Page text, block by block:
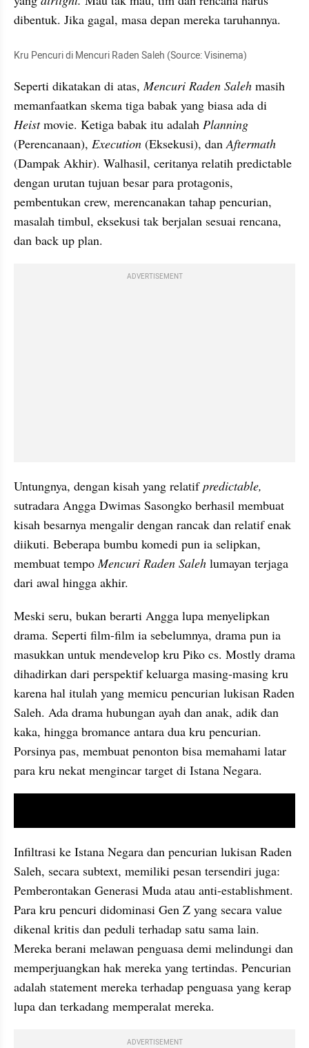
dibentuk. Jika gagal, masa depan mereka taruhannya.
Kru Pencuri di Mencuri Raden Saleh (Source: Visinema)
Seperti dikatakan di atas, Mencuri Raden Saleh masih
Heist movie. Ketiga babak itu adalah
(Perencanaan), Execution (Eksekusi), dan
(Dampak Akhir). Walhasil, ceritanya relatih predictable
dengan urutan tujuan besar para protagonis,
pembentukan crew, merencanakan tahap pencurian,
masalah timbul, eksekusi tak berjalan sesuai rencana,
dan back up plan.
ADVERTISEMENT
Untungnya, dengan kisah yang relatif
sutradara Angga Dwimas Sasongko berhasil membuat
kisah besarnya mengalir dengan rancak dan relatif enak
diikuti. Beberapa bumbu komedi pun ia selipkan,
membuat tempo Mencuri Raden Saleh lumayan terjaga
dari awal hingga akhir.
Meski seru, bukan berarti Angga lupa menyelipkan
drama. Seperti film-film ia sebelumnya, drama pun ia
masukkan untuk mendevelop kru Piko cs. Mostly drama
dihadirkan dari perspektif keluarga masing-masing kru
karena hal itulah yang memicu pencurian lukisan Raden
Saleh. Ada drama hubungan ayah dan anak, adik dan
kaka, hingga bromance antara dua kru pencurian.
Porsinya pas, membuat penonton bisa memahami latar
para kru nekat mengincar target di Istana Negara.
Infiltrasi ke Istana Negara dan pencurian lukisan Raden
Saleh, secara subtext, memiliki pesan tersendiri juga:
Pemberontakan Generasi Muda atau anti-establishment.
Para kru pencuri didominasi Gen Z yang secara value
dikenal kritis dan peduli terhadap satu sama lain.
Mereka berani melawan penguasa demi melindungi dan
memperjuangkan hak mereka yang tertindas. Pencurian
adalah statement mereka terhadap penguasa yang kerap
lupa dan terkadang memperalat mereka.
ADVERTISEMENT